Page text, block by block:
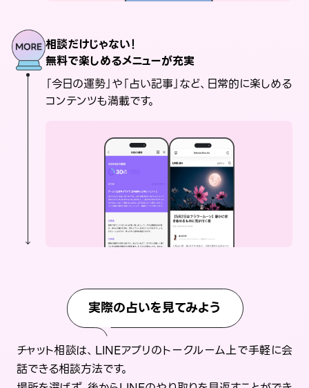
相談だけじゃない！
無料で楽しめるメニューが充実
「今日の運勢」や「占い記事」など、日常的に楽しめる
コンテンツも満載です。
実際の占いを見てみよう
チャット相談は、LINEアプリのトークルーム上で手軽に会
話できる相談方法です。